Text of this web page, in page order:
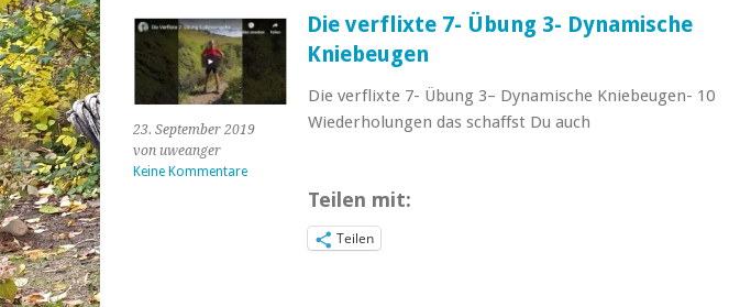
23. September 2019
von uweanger
Keine Kommentare
Die verflixte 7- Übung 3- Dynamische
Kniebeugen
Die verflixte 7- Übung 3– Dynamische Kniebeugen- 10
Wiederholungen das schaffst Du auch
Teilen mit:
Teilen